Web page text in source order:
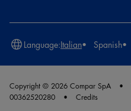
Language:Italian Spanish
Copyright © 2026 Compar SpA
00362520280
Credits